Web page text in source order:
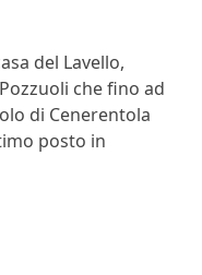
del Lavello,
che fino ad
di Cenerentola
posto in